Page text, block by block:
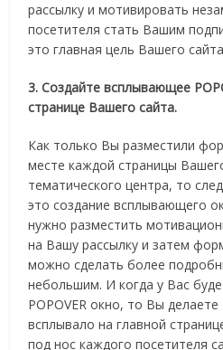
рассылку и мотивировать
посетителя стать Вашим
это главная цель Вашего
3. Создайте всплывающее
странице Вашего сайта.
Как только Вы разместили
месте каждой страницы
тематического центра, то
это создание всплывающего
нужно разместить
на Вашу рассылку и затем
можно сделать более
небольшим. И когда у Вас
POPOVER окно, то Вы
всплывало на главной
под нос каждого посетителя